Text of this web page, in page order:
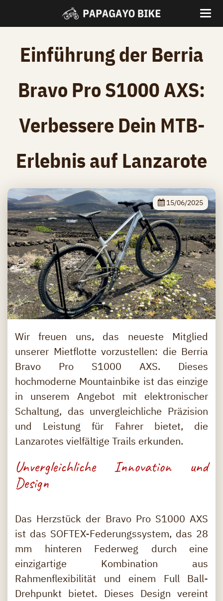
Einführung der Berria
Bravo Pro S1000 AXS:
Verbessere Dein MTB-
Erlebnis auf Lanzarote
15/06/2025
Wir freuen uns, das neueste Mitglied
unserer Mietflotte vorzustellen: die Berria
Bravo Pro S1000 AXS. Dieses
hochmoderne Mountainbike ist das einzige
in unserem Angebot mit elektronischer
Schaltung, das unvergleichliche Präzision
und Leistung für Fahrer bietet, die
Lanzarotes vielfältige Trails erkunden.
Unvergleichliche Innovation und
Design
Das Herzstück der Bravo Pro S1000 AXS
ist das SOFTEX-Federungssystem, das 28
mm hinteren Federweg durch eine
einzigartige Kombination aus
Rahmenflexibilität und einem Full Ball-
Drehpunkt bietet. Dieses Design vereint